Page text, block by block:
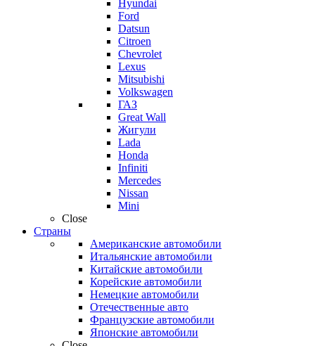
Hyundai
Ford
Datsun
Citroen
Chevrolet
Lexus
Mitsubishi
Volkswagen
ГАЗ
Great Wall
Жигули
Lada
Honda
Infiniti
Mercedes
Nissan
Mini
Close
Страны
Американские автомобили
Итальянские автомобили
Китайские автомобили
Корейские автомобили
Немецкие автомобили
Отечественные авто
Французские автомобили
Японские автомобили